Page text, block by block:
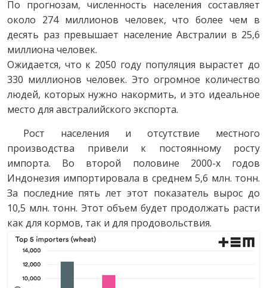
По прогнозам, численность населения составляет
около 274 миллионов человек, что более чем в
десять раз превышает население Австралии в 25,6
миллиона человек.
Ожидается, что к 2050 году популяция вырастет до
330 миллионов человек. Это огромное количество
людей, которых нужно накормить, и это идеальное
место для австралийского экспорта.
Рост населения и отсутствие местного
производства привели к постоянному росту
импорта. Во второй половине 2000-х годов
Индонезия импортировала в среднем 5,6 млн. тонн.
За последние пять лет этот показатель вырос до
10,5 млн. тонн. Этот объем будет продолжать расти
как для кормов, так и для продовольствия.